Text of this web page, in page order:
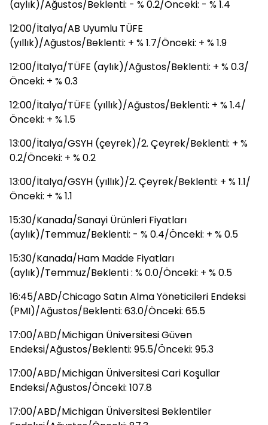
(aylık)/Ağustos/Beklenti: - % 0.2/Önceki: - % 1.4
12:00/İtalya/AB Uyumlu TÜFE
(yıllık)/Ağustos/Beklenti: + % 1.7/Önceki: + % 1.9
12:00/İtalya/TÜFE (aylık)/Ağustos/Beklenti: + % 0.3/
Önceki: + % 0.3
12:00/İtalya/TÜFE (yıllık)/Ağustos/Beklenti: + % 1.4/
Önceki: + % 1.5
13:00/İtalya/GSYH (çeyrek)/2. Çeyrek/Beklenti: + %
0.2/Önceki: + % 0.2
13:00/İtalya/GSYH (yıllık)/2. Çeyrek/Beklenti: + % 1.1/
Önceki: + % 1.1
15:30/Kanada/Sanayi Ürünleri Fiyatları
(aylık)/Temmuz/Beklenti: - % 0.4/Önceki: + % 0.5
15:30/Kanada/Ham Madde Fiyatları
(aylık)/Temmuz/Beklenti : % 0.0/Önceki: + % 0.5
16:45/ABD/Chicago Satın Alma Yöneticileri Endeksi
(PMI)/Ağustos/Beklenti: 63.0/Önceki: 65.5
17:00/ABD/Michigan Üniversitesi Güven
Endeksi/Ağustos/Beklenti: 95.5/Önceki: 95.3
17:00/ABD/Michigan Üniversitesi Cari Koşullar
Endeksi/Ağustos/Önceki: 107.8
17:00/ABD/Michigan Üniversitesi Beklentiler